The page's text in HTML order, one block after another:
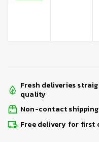
Fresh deliveries
quality
Non-contact
Free delivery for first